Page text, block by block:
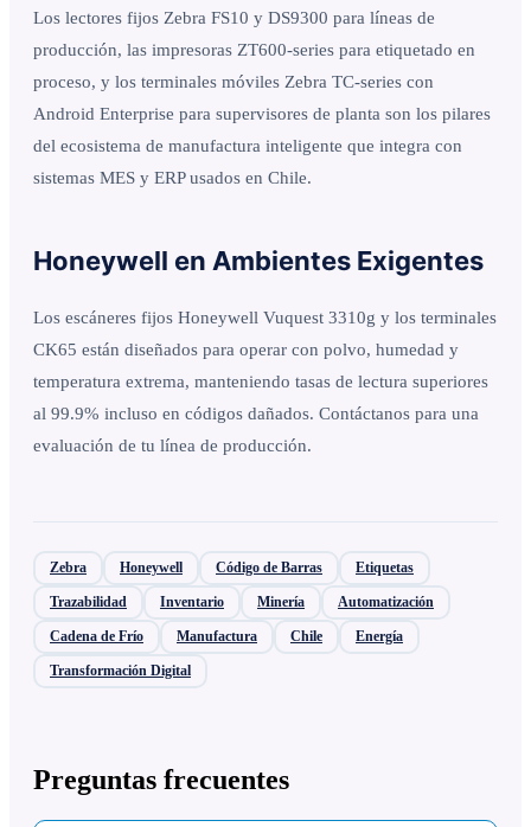
Los lectores fijos Zebra FS10 y DS9300 para líneas de
producción, las impresoras ZT600-series para etiquetado en
proceso, y los terminales móviles Zebra TC-series con
Android Enterprise para supervisores de planta son los pilares
del ecosistema de manufactura inteligente que integra con
sistemas MES y ERP usados en Chile.
Honeywell en Ambientes Exigentes
Los escáneres fijos Honeywell Vuquest 3310g y los terminales
CK65 están diseñados para operar con polvo, humedad y
temperatura extrema, manteniendo tasas de lectura superiores
al 99.9% incluso en códigos dañados. Contáctanos para una
evaluación de tu línea de producción.
Zebra Honeywell Código de Barras Etiquetas
Trazabilidad Inventario Minería Automatización
Cadena de Frío Manufactura Chile Energía
Transformación Digital
Preguntas frecuentes